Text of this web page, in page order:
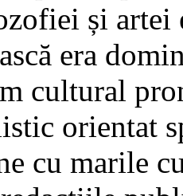
și artei
era
cultural
orientat
cu marile